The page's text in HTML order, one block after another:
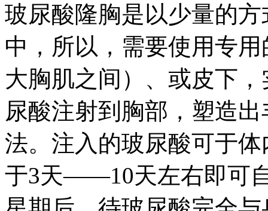
玻尿酸隆胸是以少量的
中，所以，需要使用专
大胸肌之间）、或皮下
尿酸注射到胸部，塑造
法。注入的玻尿酸可于
于3天——10天左右即可